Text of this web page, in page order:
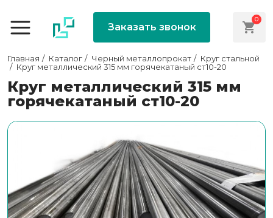
Заказать звонок
0
Главная Каталог Черный металлопрокат
Круг стальной
Круг металлический 315 мм горячекатаный ст10-20
Круг металлический 315 мм
горячекатаный ст10-20